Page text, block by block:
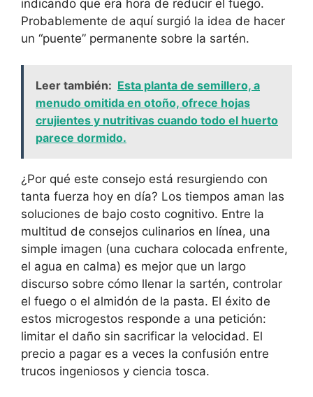
indicando que era hora de reducir el fuego.
Probablemente de aquí surgió la idea de hacer
un “puente” permanente sobre la sartén.
Leer también: Esta planta de semillero, a
menudo omitida en otoño, ofrece hojas
crujientes y nutritivas cuando todo el huerto
parece dormido.
¿Por qué este consejo está resurgiendo con
tanta fuerza hoy en día? Los tiempos aman las
soluciones de bajo costo cognitivo. Entre la
multitud de consejos culinarios en línea, una
simple imagen (una cuchara colocada enfrente,
el agua en calma) es mejor que un largo
discurso sobre cómo llenar la sartén, controlar
el fuego o el almidón de la pasta. El éxito de
estos microgestos responde a una petición:
limitar el daño sin sacrificar la velocidad. El
precio a pagar es a veces la confusión entre
trucos ingeniosos y ciencia tosca.